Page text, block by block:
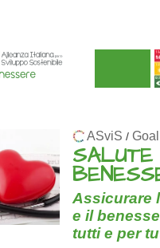
ASviS /
Assicurare
e il
tutti e per